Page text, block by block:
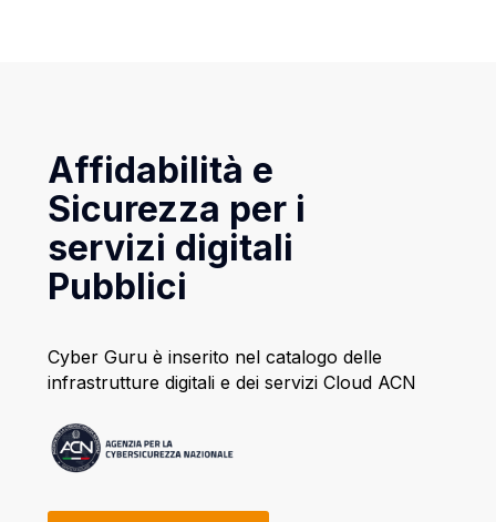
Affidabilità e
Sicurezza per i
servizi digitali
Pubblici
Cyber Guru è inserito nel catalogo delle
infrastrutture digitali e dei servizi Cloud ACN